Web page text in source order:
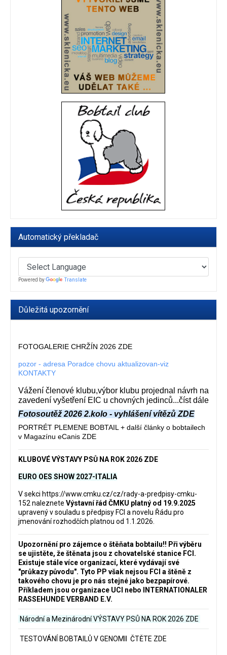
Automatický překladač
Powered by Translate
Důležitá upozornění
FOTOGALERIE CHRŽÍN 2026 ZDE
pozor - adresa Poradce chovu aktualizovan-viz
KONTAKTY
Vážení členové klubu,výbor klubu projednal návrh na
zavedení vyšetření EIC u chovných jedinců...číst dále
Fotosoutěž 2026 2.kolo - vyhlášení vítězů ZDE
PORTRÉT PLEMENE BOBTAIL + další články o bobtailech
v Magazínu eCanis ZDE
KLUBOVÉ VÝSTAVY PSŮ NA ROK 2026 ZDE
EURO OES SHOW 2027-ITALIA
V sekci https://www.cmku.cz/cz/rady-a-predpisy-cmku-
152 naleznete Výstavní řád ČMKU platný od 19.9.2025
upravený v souladu s předpisy FCI a novelu Řádu pro
jmenování rozhodčích platnou od 1.1.2026.
Upozornění pro zájemce o štěňata bobtailu‼️ Při výběru
se ujistěte, že štěnata jsou z chovatelské stanice FCI.
Existuje stále více organizací, které vydávají své
"průkazy původu". Tyto PP však nejsou FCI a štěně z
takového chovu je pro nás stejné jako bezpapírové.
Příkladem jsou organizace UCI nebo INTERNATIONALER
RASSEHUNDE VERBAND E.V.
Národní a Mezinárodní VÝSTAVY PSŮ NA ROK 2026 ZDE
TESTOVÁNÍ BOBTAILŮ V GENOMII ČTĚTE ZDE